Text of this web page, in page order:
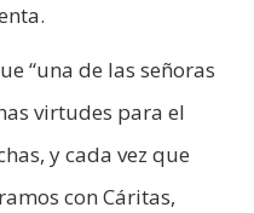
“una de las señoras
virtudes para el
y cada vez que
con Cáritas,